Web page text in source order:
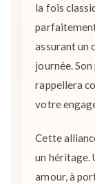
la fois
assurant un
journée.
rappellera
votre
Cette
un héritage.
amour, à